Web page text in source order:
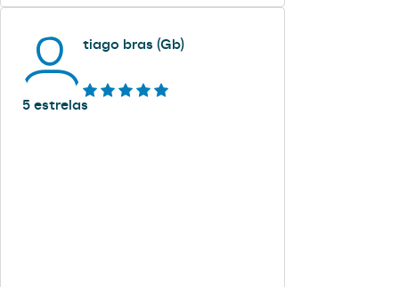
tiago bras (Gb)
5 estrelas